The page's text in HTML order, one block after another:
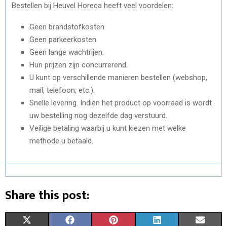
Bestellen bij Heuvel Horeca heeft veel voordelen:
Geen brandstofkosten.
Geen parkeerkosten.
Geen lange wachtrijen.
Hun prijzen zijn concurrerend.
U kunt op verschillende manieren bestellen (webshop,
mail, telefoon, etc.).
Snelle levering. Indien het product op voorraad is wordt
uw bestelling nog dezelfde dag verstuurd.
Veilige betaling waarbij u kunt kiezen met welke
methode u betaald.
Share this post: